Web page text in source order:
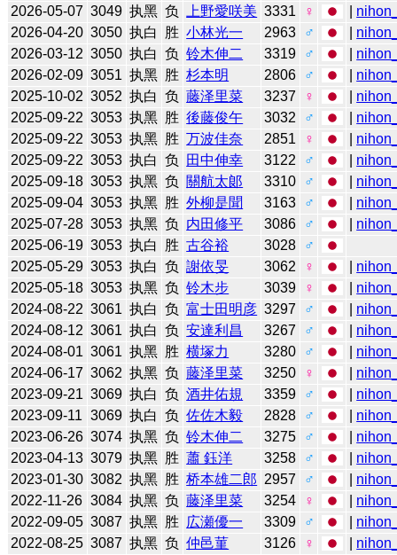
2026-05-07 3049 执黑 负 上野愛咲美 3331 ♀
2026-04-20 3050 执白 胜 小林光一 2963 ♂
2026-03-12 3050 执白 负 铃木伸二 3319 ♂
2026-02-09 3051 执黑 胜 杉本明 2806 ♂
2025-10-02 3052 执白 负 藤泽里菜 3237 ♀
2025-09-22 3053 执黑 胜 後藤俊午 3032 ♂
2025-09-22 3053 执黑 胜 万波佳奈 2851 ♀
2025-09-22 3053 执白 负 田中伸幸 3122 ♂
2025-09-18 3053 执黑 负 關航太郞 3310 ♂
2025-09-04 3053 执黑 胜 外柳是聞 3163 ♂
2025-07-28 3053 执黑 负 内田修平 3086 ♂
2025-06-19 3053 执白 胜 古谷裕 3028
♂
2025-05-29 3053 执白 负 謝依旻 3062 ♀
2025-05-18 3053 执黑 负 铃木步 3039 ♀
2024-08-22 3061 执白 负 富士田明彦 3297 ♂
2024-08-12 3061 执白 负 安達利昌 3267 ♂
2024-08-01 3061 执黑 胜 横塚力 3280 ♂
2024-06-17 3062 执黑 负 藤泽里菜 3250 ♀
2023-09-21 3069 执白 负 酒井佑規 3359 ♂
2023-09-11 3069 执白 负 佐佐木毅 2828 ♂
2023-06-26 3074 执黑 负 铃木伸二 3275 ♂
2023-04-13 3079 执黑 胜 蕭 鈺洋 3258 ♂
2023-01-30 3082 执黑 胜 桥本雄二郎 2957 ♂
2022-11-26 3084 执黑 负 藤泽里菜 3254 ♀
2022-09-05 3087 执黑 胜 広瀬優一 3309 ♂
2022-08-25 3087 执黑 负 仲邑菫 3126 ♀